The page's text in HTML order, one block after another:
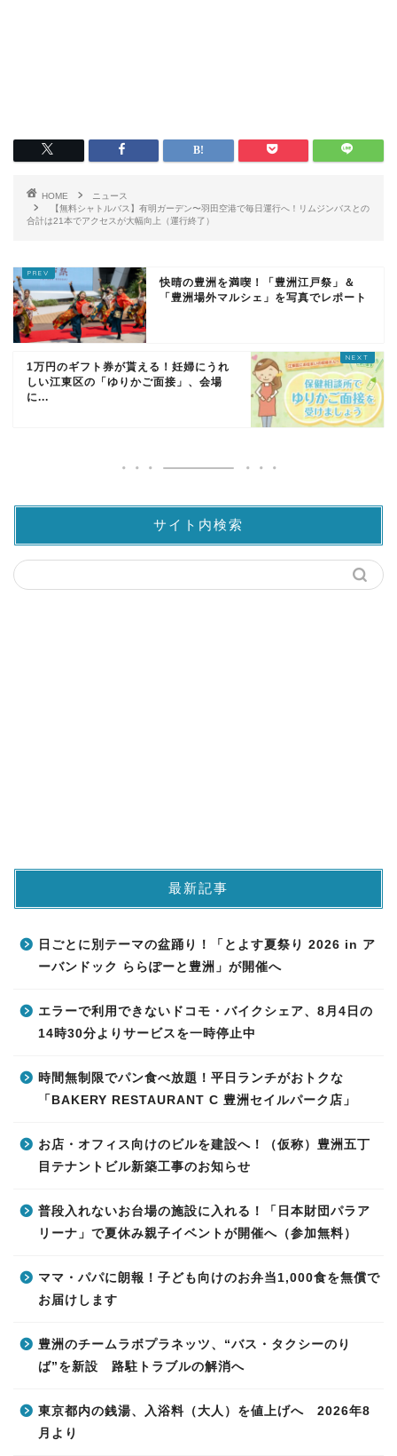
HOME
ニュース
【無料シャトルバス】有明ガーデン〜羽田空港で毎日運行へ！リムジンバスとの
合計は21本でアクセスが大幅向上（運行終了）
快晴の豊洲を満喫！「豊洲江戸祭」＆
「豊洲場外マルシェ」を写真でレポート
1万円のギフト券が貰える！妊婦にうれ
しい江東区の「ゆりかご面接」、会場
に...
サイト内検索
最新記事
日ごとに別テーマの盆踊り！「とよす夏祭り 2026 in ア
ーバンドック ららぽーと豊洲」が開催へ
エラーで利用できないドコモ・バイクシェア、8月4日の
14時30分よりサービスを一時停止中
時間無制限でパン食べ放題！平日ランチがおトクな
「BAKERY RESTAURANT C 豊洲セイルパーク店」
お店・オフィス向けのビルを建設へ！（仮称）豊洲五丁
目テナントビル新築工事のお知らせ
普段入れないお台場の施設に入れる！「日本財団パラア
リーナ」で夏休み親子イベントが開催へ（参加無料）
ママ・パパに朗報！子ども向けのお弁当1,000食を無償で
お届けします
豊洲のチームラボプラネッツ、“バス・タクシーのり
ば”を新設 路駐トラブルの解消へ
東京都内の銭湯、入浴料（大人）を値上げへ 2026年8
月より